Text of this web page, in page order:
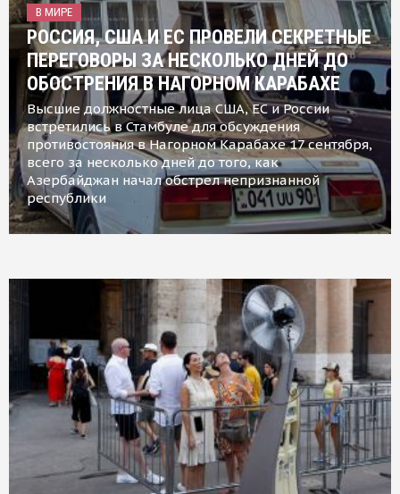
В МИРЕ
РОССИЯ, США И ЕС ПРОВЕЛИ СЕКРЕТНЫЕ
ПЕРЕГОВОРЫ ЗА НЕСКОЛЬКО ДНЕЙ ДО
ОБОСТРЕНИЯ В НАГОРНОМ КАРАБАХЕ
Высшие должностные лица США, ЕС и России
встретились в Стамбуле для обсуждения
противостояния в Нагорном Карабахе 17 сентября,
всего за несколько дней до того, как
Азербайджан начал обстрел непризнанной
республики